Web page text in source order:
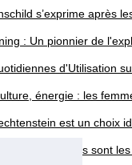
s’exprime après
: Un pionnier de
d'Utilisation
énergie : les
est un choix
épargne : quels sont